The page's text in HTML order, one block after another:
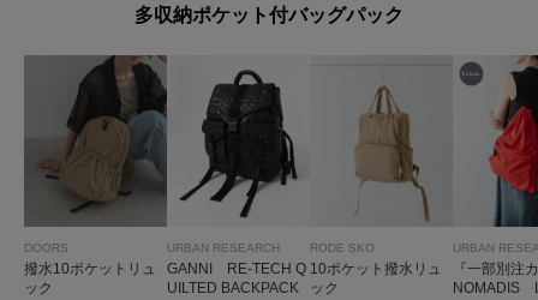
多収納ポケット付バッグパック
DOORS
撥水10ポケットリュ
ック
URBAN RESEARCH
GANNI RE-TECH Q
UILTED BACKPACK
RODE SKO
10ポケット撥水リュ
ック
URBAN
『一部別注
NOMADIS